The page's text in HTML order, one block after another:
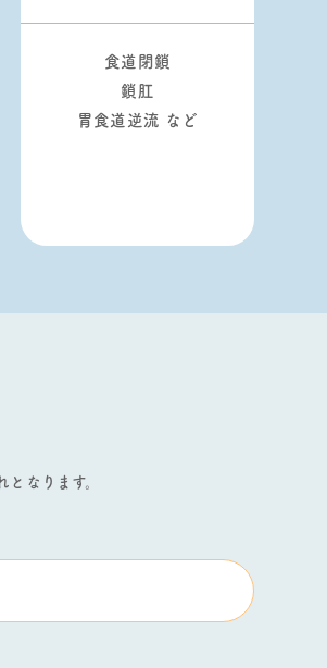
食道閉鎖
鎖肛
胃食道逆流 など
なります。